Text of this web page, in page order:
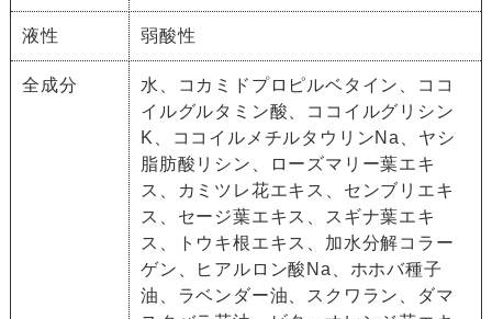
液性 弱酸性
全成分
水、コカミドプロピルベタイン、ココ
イルグルタミン酸、ココイルグリシン
K、ココイルメチルタウリンNa、ヤシ
脂肪酸リシン、ローズマリー葉エキ
ス、カミツレ花エキス、センブリエキ
ス、セージ葉エキス、スギナ葉エキ
ス、トウキ根エキス、加水分解コラー
ゲン、ヒアルロン酸Na、ホホバ種子
油、ラベンダー油、スクワラン、ダマ